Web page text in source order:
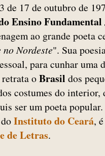
de 17 de outubro de
Ensino
ao grande poeta
Nordeste". Sua
para cunhar uma
oBrasil dos
costumes do interior,
ser um poeta popular.
Instituto do Ceará,
de Letras.